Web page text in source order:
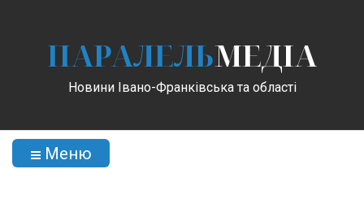
ПАРАЛЕЛЬМЕДІА
Новини Івано-Франківська та області
Меню